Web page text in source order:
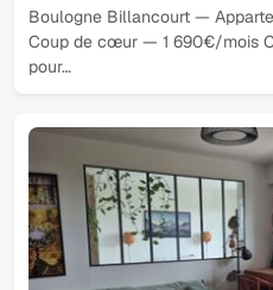
Boulogne Billancourt —
Coup de cœur — 1 690€/mois
pour…